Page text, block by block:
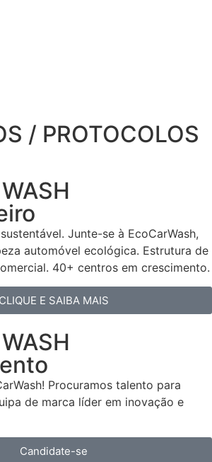
/ PROTOCOLOS
Junte-se à EcoCarWash,
automóvel ecológica. Estrutura de
40+ centros em crescimento.
CLIQUE E SAIBA MAIS
Procuramos talento para
de marca líder em inovação e
Candidate-se